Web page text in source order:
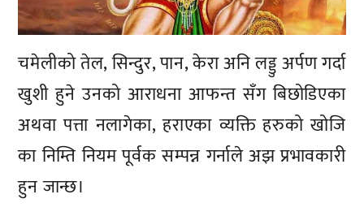
चमेलीको तेल, सिन्दुर, पान, केरा अनि लड्डु अर्पण गर्दा
खुशी हुने उनको आराधना आफन्त सँग बिछोडिएका
अथवा पत्ता नलागेका, हराएका व्यक्ति हरुको खोजि
का निम्ति नियम पूर्वक सम्पन्न गर्नाले अझ प्रभावकारी
हुन जान्छ।